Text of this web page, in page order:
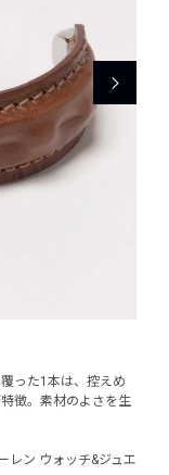
った1本は、控えめ
徴。素材のよさを生
レン ウォッチ&ジュエ